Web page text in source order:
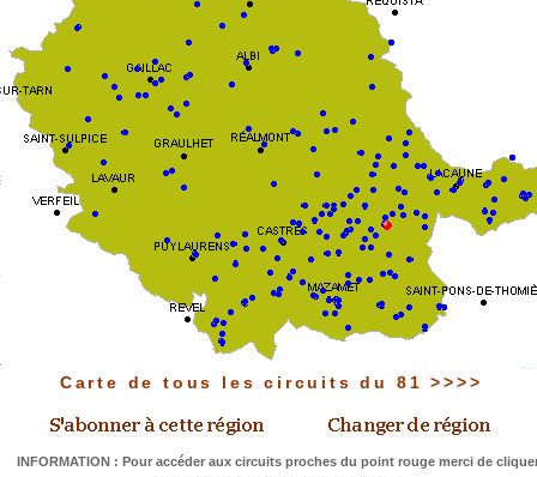
Carte de tous les circuits du 81 >>>>
INFORMATION : Pour accéder aux circuits proches du point rouge merci de